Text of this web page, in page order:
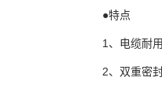
●特点
1、电缆耐
2、双重密